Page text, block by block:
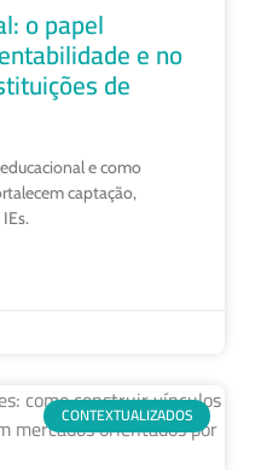
o papel
e no
de
e como
captação,
CONTEXTUALIZADOS